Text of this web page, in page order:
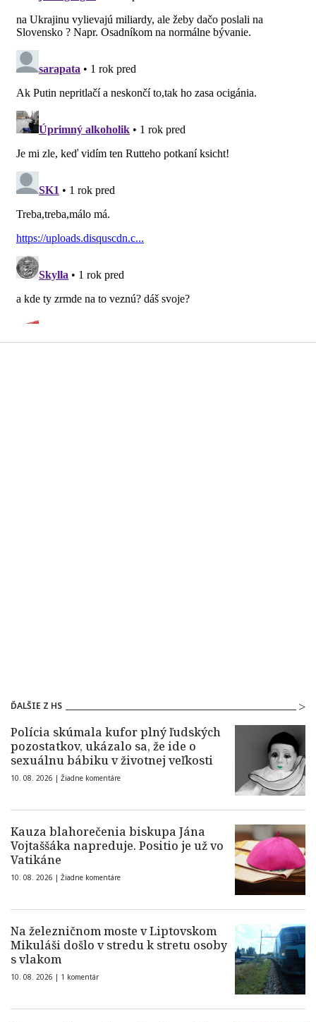
ĎALŠIE Z HS
Polícia skúmala kufor plný ľudských
pozostatkov, ukázalo sa, že ide o
sexuálnu bábiku v životnej veľkosti
10. 08. 2026 | Žiadne komentáre
Kauza blahorečenia biskupa Jána
Vojtaššáka napreduje. Positio je už vo
Vatikáne
10. 08. 2026 | Žiadne komentáre
Na železničnom moste v Liptovskom
Mikuláši došlo v stredu k stretu osoby
s vlakom
10. 08. 2026 | 1 komentár